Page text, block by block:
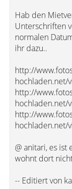
Hab den
Unterschriften
normalen
ihr dazu..
http://
hochladen.net/
http://
hochladen.net/
http://
hochladen.net/
@ anitari, es
wohnt dort
-- Editiert von